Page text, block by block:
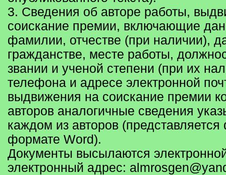
3. Сведения об авторе работы,
соискание премии, включающие
фамилии, отчестве (при наличии),
гражданстве, месте работы,
звании и ученой степени (при их
телефона и адресе электронной
выдвижения на соискание премии
авторов аналогичные сведения
каждом из авторов
формате Word).
Документы высылаются
электронный адрес: